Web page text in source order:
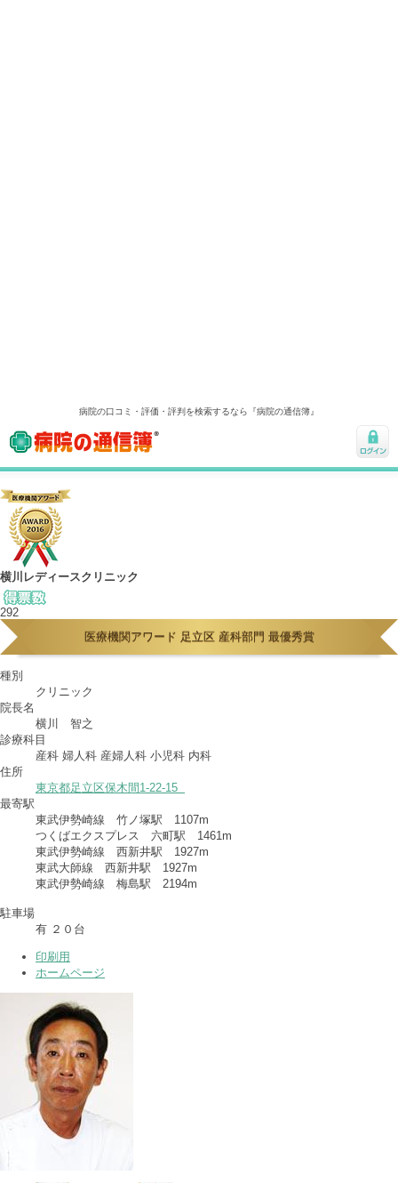
病院の口コミ・評価・評判を検索するなら『病院の通信簿』
病院の通信簿
ログ
横川レディースクリニック
292
医療機関アワード 足立区 産科部門 最優秀賞
種別
クリニック
院長名
横川 智之
診療科目
産科 婦人科 産婦人科 小児科 内科
住所
東京都足立区保木間1-22-15
最寄駅
東武伊勢崎線 竹ノ塚駅 1107m
つくばエクスプレス 六町駅 1461m
東武伊勢崎線 西新井駅 1927m
東武大師線 西新井駅 1927m
東武伊勢崎線 梅島駅 2194m
駐車場
有 ２０台
印刷用
ホームページ